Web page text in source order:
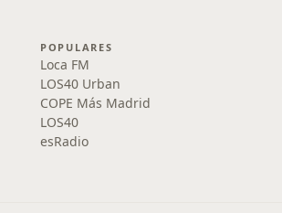
POPULARES
Loca FM
LOS40 Urban
COPE Más Madrid
LOS40
esRadio